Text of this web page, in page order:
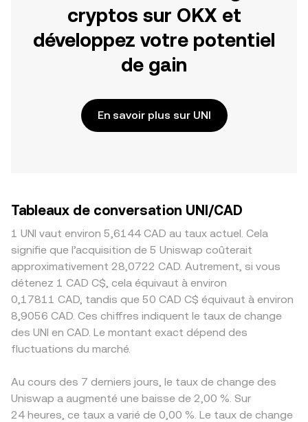
cryptos sur OKX et
développez votre potentiel
de gain
En savoir plus sur UNI
Tableaux de conversation UNI/CAD
1 UNI vaut environ 5,6144 CAD au taux actuel. Cela
signifie que l’acquisition de 5 Uniswap coûterait
approximativement 28,0722 CAD. Autrement, si vous
détenez 1 CAD C$, cela équivaut à environ
0,17811 CAD, tandis que 50 CAD C$ équivaut à environ
8,9056 CAD. Ces chiffres indiquent le taux de change
des UNI en CAD. Le montant exact dépend des
fluctuations du marché.
Au cours des 7 derniers jours, le taux de change des
Uniswap a augmenté une baisse de 2,00 %. Sur
24 heures, ce taux a varié de 0,00 %. Le taux de change